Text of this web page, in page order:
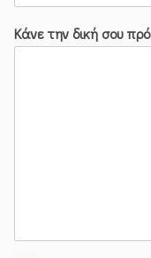
Κάνε την δική σου